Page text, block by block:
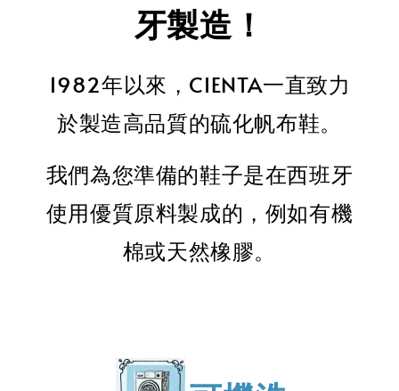
牙製造！
1982年以來，CIENTA一直致力
於製造高品質的硫化帆布鞋。
我們為您準備的鞋子是在西班牙
使用優質原料製成的，例如有機
棉或天然橡膠。